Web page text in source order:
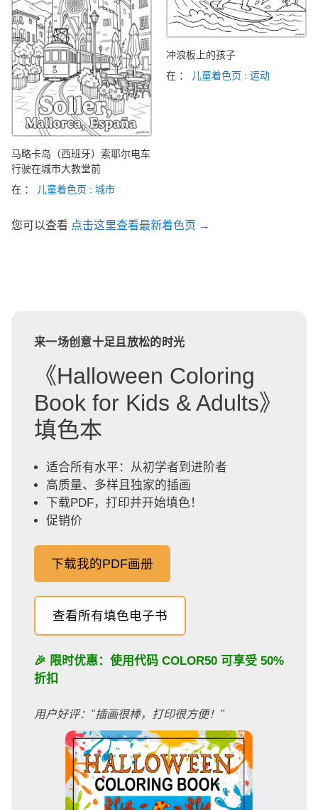
马略卡岛（西班牙）索耶尔电车
行驶在城市大教堂前
在 ：
儿童着色页 : 城市
冲浪板上的孩子
在 ：
儿童着色页 : 运动
您可以查看 点击这里查看最新着色页 →
来一场创意十足且放松的时光
《Halloween Coloring
Book for Kids & Adults》
填色本
适合所有水平：从初学者到进阶者
高质量、多样且独家的插画
下载PDF，打印并开始填色！
促销价
下载我的PDF画册
查看所有填色电子书
🎉 限时优惠：使用代码 COLOR50 可享受 50%
折扣
用户好评："插画很棒，打印很方便！"